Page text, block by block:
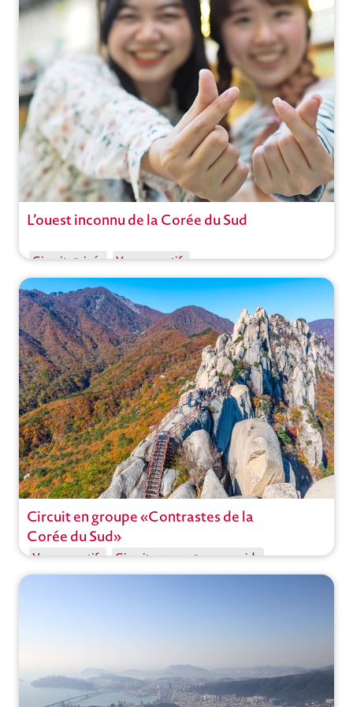
Vietnam , Saigon
Circuit
L’ouest inconnu de la Corée du Sud
Circuits privés Voyages actifs
Corée du Sud,Séoul
Ouvrir
Circuit
Circuit en groupe «Contrastes de la
Corée du Sud»
Voyages actifs
Circuits en groupe avec guide
Voyages à thème